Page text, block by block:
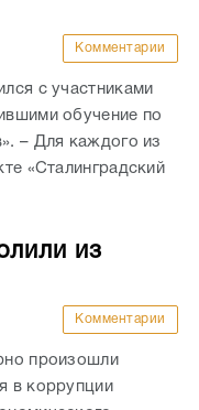
Комментарии
с участниками
обучение по
– Для каждого из
«Сталинградский
из
Комментарии
произошли
в коррупции